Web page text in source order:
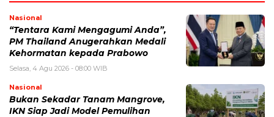
Nasional
“Tentara Kami Mengagumi Anda”,
PM Thailand Anugerahkan Medali
Kehormatan kepada Prabowo
Selasa, 4 Agu 2026 - 08:00 WIB
Nasional
Bukan Sekadar Tanam Mangrove,
IKN Siap Jadi Model Pemulihan